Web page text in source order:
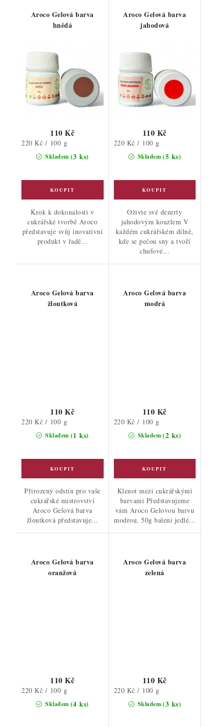
Aroco Gelová barva
hnědá
Skladem (3 ks)
110 Kč
Měrná
220 Kč / 100 g
Krok k dokonalosti v
cukrářské tvorbě Aroco
představuje svůj inovativní
produkt v řadě...
Aroco Gelová barva
jahodová
Skladem(5 ks)
110 Kč
Měrná
220 Kč / 100 g
Oživte své dezerty
jahodovým kouzlem V
každém cukrářském dílně,
kde se pečou sny a tvoří
chuťové...
Aroco Gelová barva
žloutková
Skladem (1 ks)
110 Kč
Měrná
220 Kč / 100 g
Přirozený odstín pro vaše
cukrářské mistrovství
Aroco Gelová barva
žloutková představuje...
Aroco Gelová barva
modrá
Skladem(2 ks)
110 Kč
Měrná
220 Kč / 100 g
Klenot mezi cukrářskými
barvami Představujeme
vám Aroco Gelovou barvu
modrou, 50g balení jedlé...
Aroco Gelová barva
oranžová
Skladem (4 ks)
110 Kč
Měrná
220 Kč / 100 g
Aroco Gelová barva
zelená
Skladem(3 ks)
110 Kč
Měrná
220 Kč / 100 g